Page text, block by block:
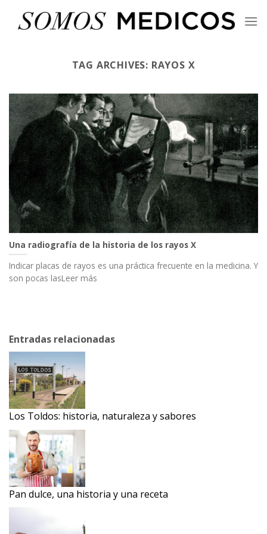
TAG ARCHIVES: RAYOS X
Una radiografía de la historia de los rayos X
Indicar placas de rayos es una práctica frecuente en la medicina. Y
son pocas lasLeer más
Entradas relacionadas
Los Toldos: historia, naturaleza y sabores
Pan dulce, una historia y una receta